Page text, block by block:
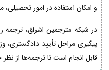
و امکان استفاده در امور
در شبکه مترجمین اشراق،
پیگیری مراحل تأیید دادگستری،
قابل انجام است تا ترجمه‌ها از نظر